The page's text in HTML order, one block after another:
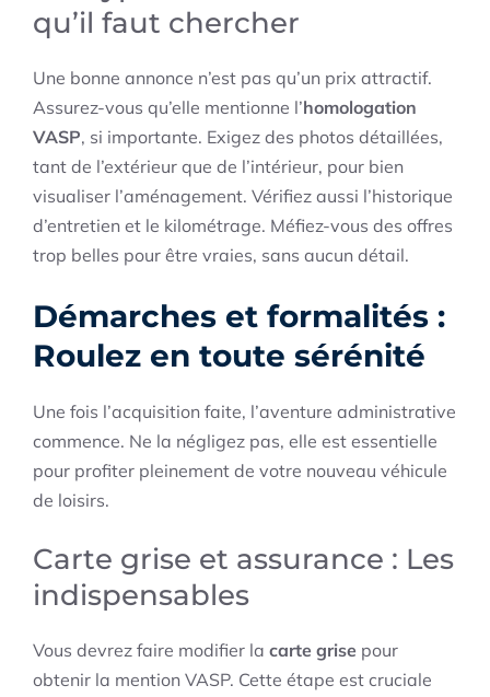
qu’il faut chercher
Une bonne annonce n’est pas qu’un prix attractif.
Assurez-vous qu’elle mentionne l’homologation
VASP, si importante. Exigez des photos détaillées,
tant de l’extérieur que de l’intérieur, pour bien
visualiser l’aménagement. Vérifiez aussi l’historique
d’entretien et le kilométrage. Méfiez-vous des offres
trop belles pour être vraies, sans aucun détail.
Démarches et formalités :
Roulez en toute sérénité
Une fois l’acquisition faite, l’aventure administrative
commence. Ne la négligez pas, elle est essentielle
pour profiter pleinement de votre nouveau véhicule
de loisirs.
Carte grise et assurance : Les
indispensables
Vous devrez faire modifier la carte grise pour
obtenir la mention VASP. Cette étape est cruciale